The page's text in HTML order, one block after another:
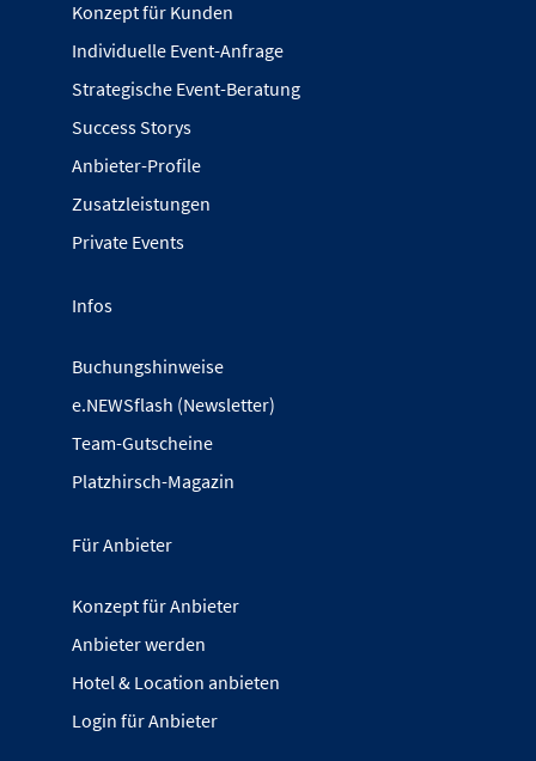
Konzept für Kunden
Individuelle Event-Anfrage
Strategische Event-Beratung
Success Storys
Anbieter-Profile
Zusatzleistungen
Private Events
Infos
Buchungshinweise
e.NEWSflash (Newsletter)
Team-Gutscheine
Platzhirsch-Magazin
Für Anbieter
Konzept für Anbieter
Anbieter werden
Hotel & Location anbieten
Login für Anbieter